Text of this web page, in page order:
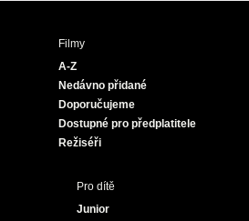
Filmy
A-Z
Nedávno přidané
Doporučujeme
Dostupné pro předplatitele
Režiséři
Pro dítě
Junior